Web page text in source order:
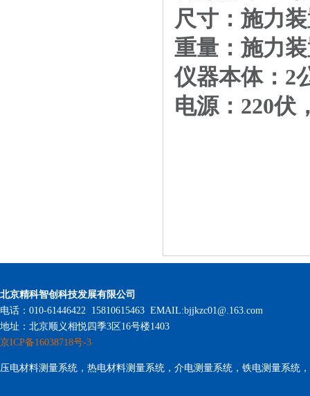
尺寸：施力
重量：施力
仪器本体： 2
电源： 220伏
北京精科智创科技发展有限公司
电话：010-61446422 15810615463 EMAIL:bjjkzc01@.163.com
地址：北京顺义相悦四季3区16号楼1403
京ICP备16038718号-3
压电材料测量系统，热电材料测量系统，介电测量系统，铁电测量系统